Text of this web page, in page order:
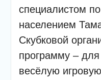
специалистом
населением
Скубковой
программу –
весёлую